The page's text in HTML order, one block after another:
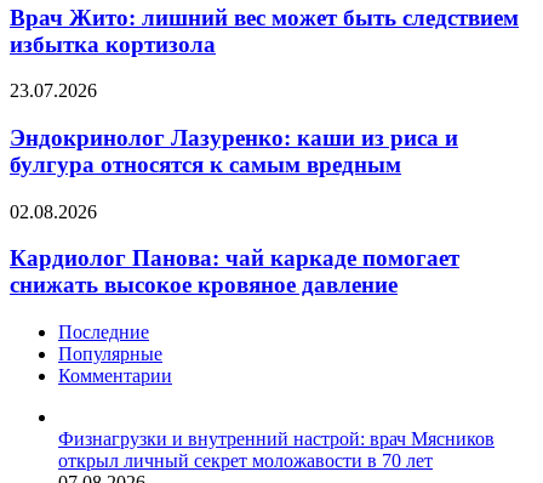
—
дерматолог
Гольдин
лишний
вес
может
следствием
кортизола
Врач Жито: лишний вес может быть следствием
избытка кортизола
Эндокринолог
каши
из
риса
булгура
к
самым
23.07.2026
Эндокринолог Лазуренко: каши из риса и
булгура относятся к самым вредным
Кардиолог
чай
каркаде
помогает
высокое
кровяное
давление
02.08.2026
Кардиолог Панова: чай каркаде помогает
снижать высокое кровяное давление
Последние
Популярные
Комментарии
Физнагрузки и внутренний настрой: врач Мясников
открыл личный секрет моложавости в 70 лет